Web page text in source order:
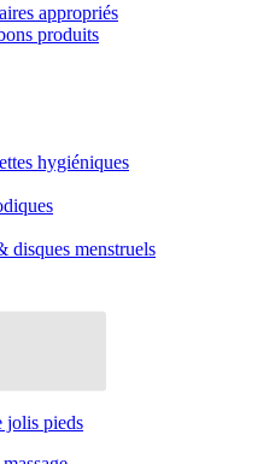
appropriés
produits
hygiéniques
disques menstruels
pieds